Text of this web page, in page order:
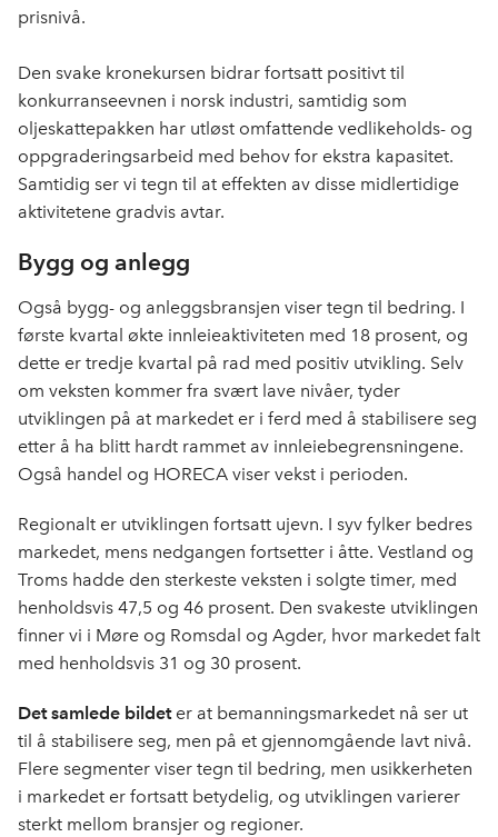
prisnivå.
Den svake kronekursen bidrar fortsatt positivt til
konkurranseevnen i norsk industri, samtidig som
oljeskattepakken har utløst omfattende vedlikeholds- og
oppgraderingsarbeid med behov for ekstra kapasitet.
Samtidig ser vi tegn til at effekten av disse midlertidige
aktivitetene gradvis avtar.
Bygg og anlegg
Også bygg- og anleggsbransjen viser tegn til bedring. I
første kvartal økte innleieaktiviteten med 18 prosent, og
dette er tredje kvartal på rad med positiv utvikling. Selv
om veksten kommer fra svært lave nivåer, tyder
utviklingen på at markedet er i ferd med å stabilisere seg
etter å ha blitt hardt rammet av innleiebegrensningene.
Også handel og HORECA viser vekst i perioden.
Regionalt er utviklingen fortsatt ujevn. I syv fylker bedres
markedet, mens nedgangen fortsetter i åtte. Vestland og
Troms hadde den sterkeste veksten i solgte timer, med
henholdsvis 47,5 og 46 prosent. Den svakeste utviklingen
finner vi i Møre og Romsdal og Agder, hvor markedet falt
med henholdsvis 31 og 30 prosent.
Det samlede bildet er at bemanningsmarkedet nå ser ut
til å stabilisere seg, men på et gjennomgående lavt nivå.
Flere segmenter viser tegn til bedring, men usikkerheten
i markedet er fortsatt betydelig, og utviklingen varierer
sterkt mellom bransjer og regioner.